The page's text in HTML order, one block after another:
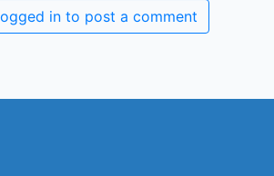
in to post a comment